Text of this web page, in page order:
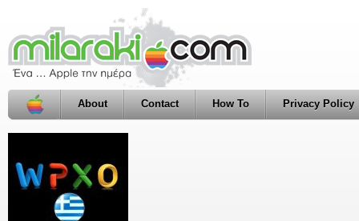
About Contact How To Privacy Policy